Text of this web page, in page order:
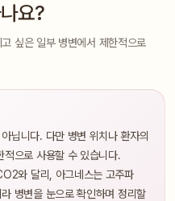
요?
싶은 일부 병변에서 제한적으로
닙니다. 다만 병변 위치나 환자의
으로 사용할 수 있습니다.
와 달리, 아그네스는 고주파
병변을 눈으로 확인하며 정리할